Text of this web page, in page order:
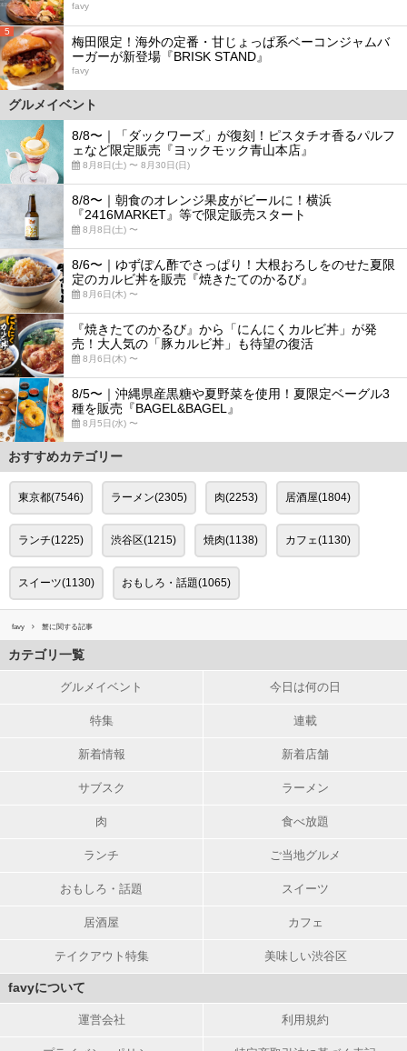
favy
5
梅田限定！海外の定番・甘じょっぱ系ベーコンジャムバ
ーガーが新登場『BRISK STAND』
favy
グルメイベント
8/8〜｜「ダックワーズ」が復刻！ピスタチオ香るパルフ
ェなど限定販売『ヨックモック青山本店』
8月8日(土) 〜 8月30日(日)
8/8〜｜朝食のオレンジ果皮がビールに！横浜
『2416MARKET』等で限定販売スタート
8月8日(土) 〜
8/6〜｜ゆずぽん酢でさっぱり！大根おろしをのせた夏限
定のカルビ丼を販売『焼きたてのかるび』
8月6日(木) 〜
『焼きたてのかるび』から「にんにくカルビ丼」が発
売！大人気の「豚カルビ丼」も待望の復活
8月6日(木) 〜
8/5〜｜沖縄県産黒糖や夏野菜を使用！夏限定ベーグル3
種を販売『BAGEL&BAGEL』
8月5日(水) 〜
おすすめカテゴリー
東京都(7546) ラーメン(2305) 肉(2253) 居酒屋(1804)
ランチ(1225) 渋谷区(1215) 焼肉(1138) カフェ(1130)
スイーツ(1130) おもしろ・話題(1065)
favy 蟹に関する記事
カテゴリ一覧
グルメイベント 今日は何の日
特集 連載
新着情報 新着店舗
サブスク ラーメン
肉 食べ放題
ランチ ご当地グルメ
おもしろ・話題 スイーツ
居酒屋 カフェ
テイクアウト特集 美味しい渋谷区
favyについて
運営会社 利用規約